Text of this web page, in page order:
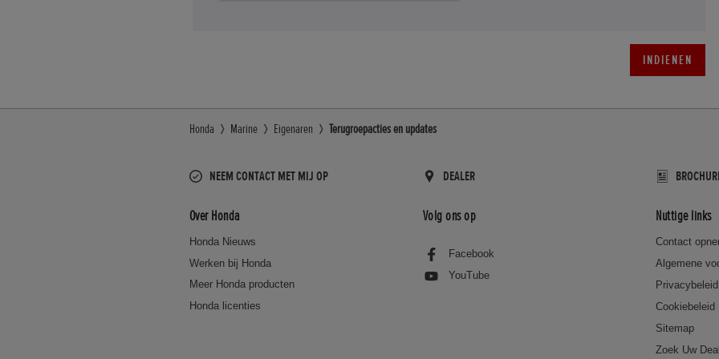
INDIENEN
Honda Marine Eigenaren Terugroepacties en updates
NEEM CONTACT MET MIJ OP DEALER
Over Honda
Honda Nieuws
Werken bij Honda
Meer Honda producten
Honda licenties
Volg ons op
Facebook
YouTube
Nuttige links
Contact
Algemene
Privacybeleid
Cookiebeleid
Sitemap
Zoek Uw